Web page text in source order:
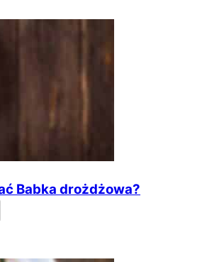
Babka drożdżowa?